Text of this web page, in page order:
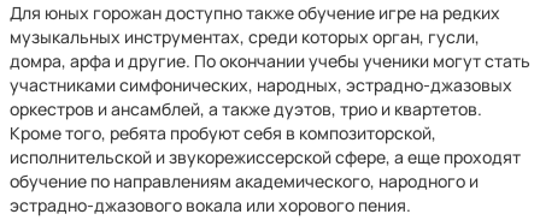
Для юных горожан доступно также обучение игре на редких
музыкальных инструментах, среди которых орган, гусли,
домра, арфа и другие. По окончании учебы ученики могут стать
участниками симфонических, народных, эстрадно-джазовых
оркестров и ансамблей, а также дуэтов, трио и квартетов.
Кроме того, ребята пробуют себя в композиторской,
исполнительской и звукорежиссерской сфере, а еще проходят
обучение по направлениям академического, народного и
эстрадно-джазового вокала или хорового пения.